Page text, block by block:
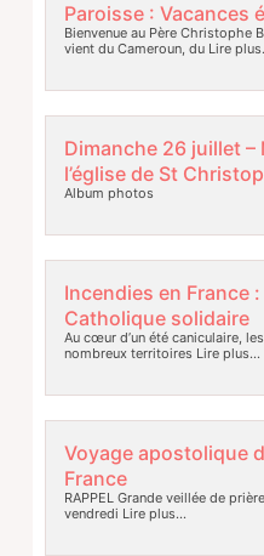
Paroisse : Vacances
Bienvenue au Père Christophe
vient du Cameroun, duLire
Dimanche 26 juillet –
l’église de St
Album photos
Incendies en France
Catholique solidaire
Au cœur d’un été caniculaire,
nombreux territoires Lire plus…
Voyage apostolique
France
RAPPEL Grande veillée de
vendredi Lire plus…